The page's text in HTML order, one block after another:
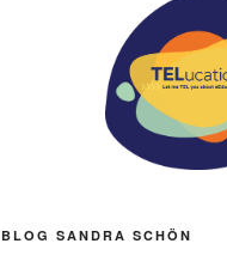
BLOG SANDRA SCHÖN